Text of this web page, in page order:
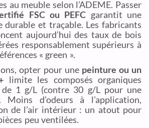
au meuble selon l’ADEME. Passer
FSC ou PEFC garantit une
durable et traçable. Les fabricants
aujourd’hui des taux de bois
responsablement supérieurs à
« green ».
opter pour une peinture ou un
limite les composés organiques
1 g/L (contre 30 g/L pour une
Moins d’odeurs à l’application,
de l’air intérieur : un atout pour
peu ventilées.